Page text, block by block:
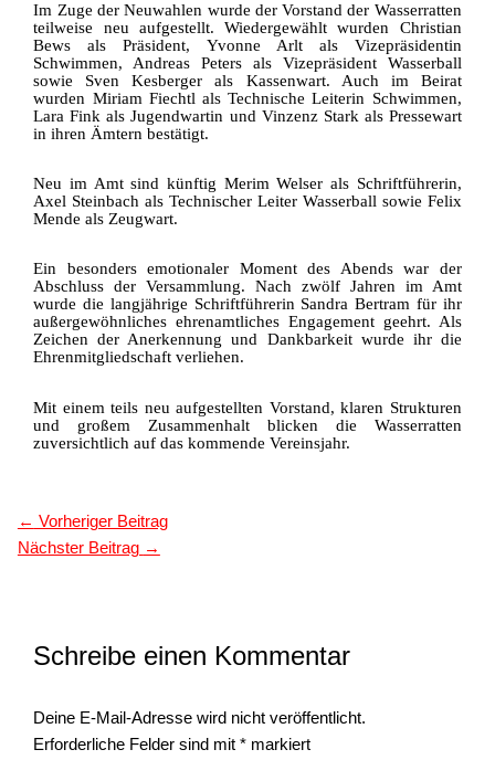
Im Zuge der Neuwahlen wurde der Vorstand der Wasserratten
teilweise neu aufgestellt. Wiedergewählt wurden Christian
Bews als Präsident, Yvonne Arlt als Vizepräsidentin
Schwimmen, Andreas Peters als Vizepräsident Wasserball
sowie Sven Kesberger als Kassenwart. Auch im Beirat
wurden Miriam Fiechtl als Technische Leiterin Schwimmen,
Lara Fink als Jugendwartin und Vinzenz Stark als Pressewart
in ihren Ämtern bestätigt.
Neu im Amt sind künftig Merim Welser als Schriftführerin,
Axel Steinbach als Technischer Leiter Wasserball sowie Felix
Mende als Zeugwart.
Ein besonders emotionaler Moment des Abends war der
Abschluss der Versammlung. Nach zwölf Jahren im Amt
wurde die langjährige Schriftführerin Sandra Bertram für ihr
außergewöhnliches ehrenamtliches Engagement geehrt. Als
Zeichen der Anerkennung und Dankbarkeit wurde ihr die
Ehrenmitgliedschaft verliehen.
Mit einem teils neu aufgestellten Vorstand, klaren Strukturen
und großem Zusammenhalt blicken die Wasserratten
zuversichtlich auf das kommende Vereinsjahr.
← Vorheriger Beitrag
Nächster Beitrag →
Schreibe einen Kommentar
Deine E-Mail-Adresse wird nicht veröffentlicht.
Erforderliche Felder sind mit* markiert